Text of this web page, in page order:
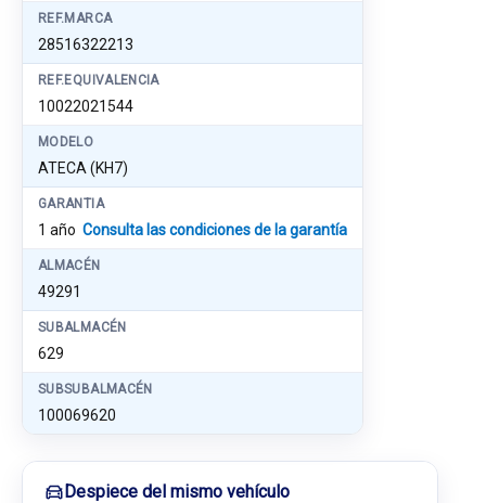
REF.MARCA
28516322213
REF.EQUIVALENCIA
10022021544
MODELO
ATECA (KH7)
GARANTIA
1 año Consulta las condiciones de la garantía
ALMACÉN
49291
SUBALMACÉN
629
SUBSUBALMACÉN
100069620
Despiece del mismo vehículo